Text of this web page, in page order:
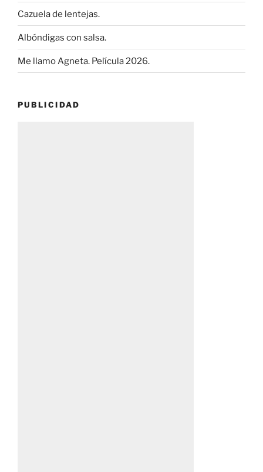
Cazuela de lentejas.
Albóndigas con salsa.
Me llamo Agneta. Película 2026.
PUBLICIDAD